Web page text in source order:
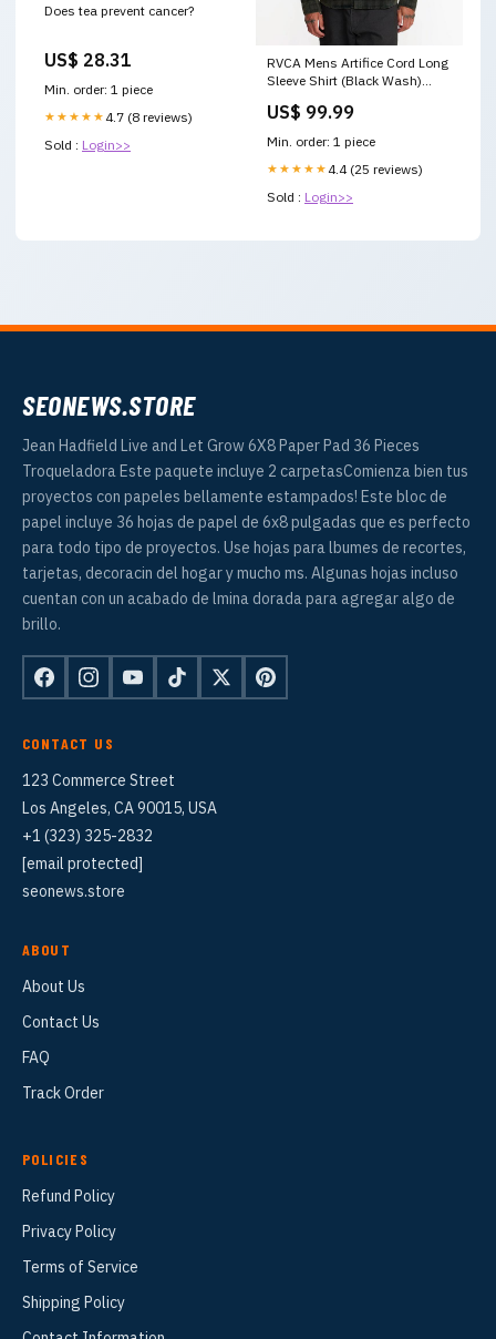
Does tea prevent cancer?
US$ 28.31
Min. order: 1 piece
★★★★★ 4.7 (8 reviews)
Sold : Login>>
RVCA Mens Artifice Cord Long
Sleeve Shirt (Black Wash)
US$ 99.99
Min. order: 1 piece
★★★★★ 4.4 (25 reviews)
Sold : Login>>
SEONEWS.STORE
Jean Hadfield Live and Let Grow 6X8 Paper Pad 36 Pieces
Troqueladora Este paquete incluye 2 carpetasComienza bien tus
proyectos con papeles bellamente estampados! Este bloc de
papel incluye 36 hojas de papel de 6x8 pulgadas que es perfecto
para todo tipo de proyectos. Use hojas para lbumes de recortes,
tarjetas, decoracin del hogar y mucho ms. Algunas hojas incluso
cuentan con un acabado de lmina dorada para agregar algo de
brillo.
CONTACT US
123 Commerce Street
Los Angeles, CA 90015, USA
+1 (323) 325-2832
[email protected]
seonews.store
ABOUT
About Us
Contact Us
FAQ
Track Order
POLICIES
Refund Policy
Privacy Policy
Terms of Service
Shipping Policy